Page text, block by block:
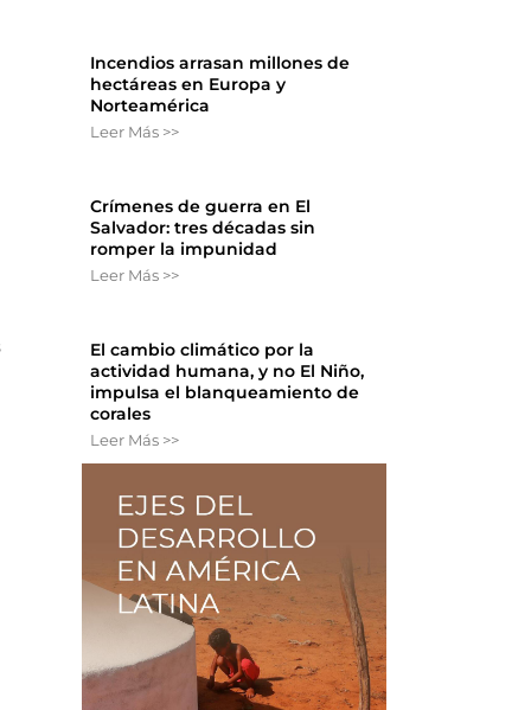
Incendios arrasan millones de
hectáreas en Europa y
Norteamérica
Leer Más >>
Crímenes de guerra en El
Salvador: tres décadas sin
romper la impunidad
Leer Más >>
El cambio climático por la
actividad humana, y no El Niño,
impulsa el blanqueamiento de
corales
Leer Más >>